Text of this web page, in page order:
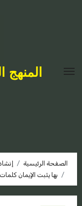
المنهج
الصفحة الرئيسية
بها يثبت الإيمان